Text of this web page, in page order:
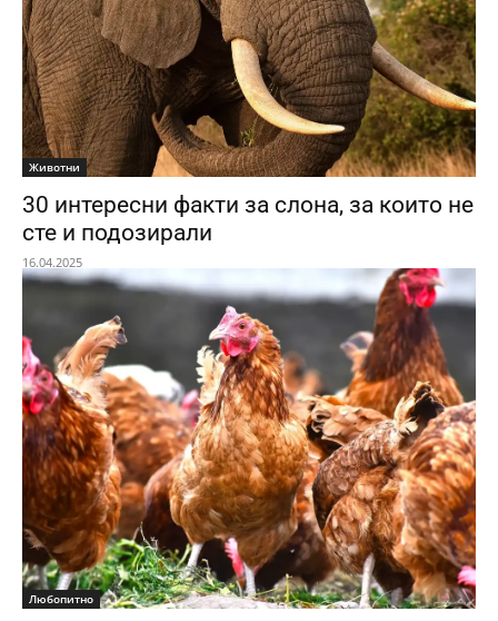
Животни
30 интересни факти за слона, за които не
сте и подозирали
16.04.2025
Любопитно